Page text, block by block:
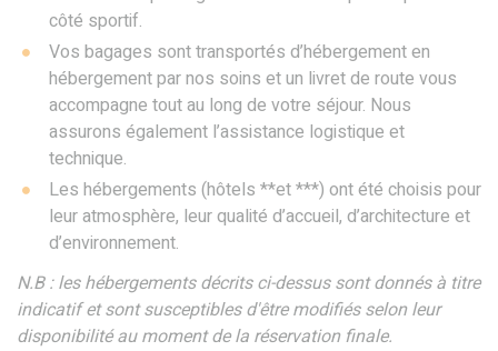
côté sportif.
Vos bagages sont transportés d’hébergement en
hébergement par nos soins et un livret de route vous
accompagne tout au long de votre séjour. Nous
assurons également l’assistance logistique et
technique.
Les hébergements (hôtels **et ***) ont été choisis pour
leur atmosphère, leur qualité d’accueil, d’architecture et
d’environnement.
N.B : les hébergements décrits ci-dessus sont donnés à titre
indicatif et sont susceptibles d'être modifiés selon leur
disponibilité au moment de la réservation finale.